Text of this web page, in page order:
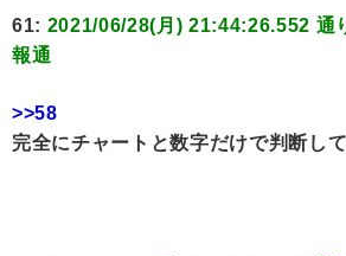
61: 2021/06/28(月) 21:44:26.552 通
報通
>>58
完全にチャートと数字だけで判断し